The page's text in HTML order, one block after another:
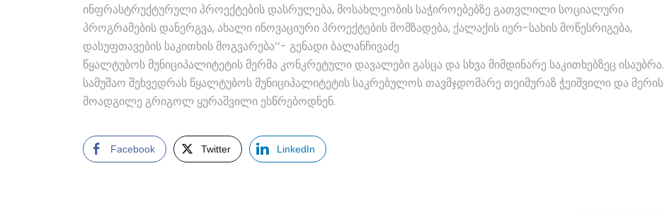
ინფრასტრუქტურული პროექტების დასრულება, მოსახლეობის საჭიროებებზე გათვლილი სოციალური
პროგრამების დანერგვა, ახალი ინოვაციური პროექტების მომზადება, ქალაქის იერ-სახის მოწესრიგება,
დასუფთავების საკითხის მოგვარება’’- გენადი ბალანჩივაძე
წყალტუბოს მუნიციპალიტეტის მერმა კონკრეტული დავალები გასცა და სხვა მიმდინარე საკითხებზეც ისაუბრა.
სამუშაო შეხვედრას წყალტუბოს მუნიციპალიტეტის საკრებულოს თავმჯდომარე თეიმურაზ ჭეიშვილი და მერის
მოადგილე გრიგოლ ყურაშვილი ესწრებოდნენ.
Facebook Twitter LinkedIn